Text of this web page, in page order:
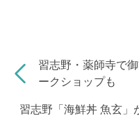
b
o
o
d
s
習志野・薬師寺で
ークショップも
習志野「海鮮丼 魚玄